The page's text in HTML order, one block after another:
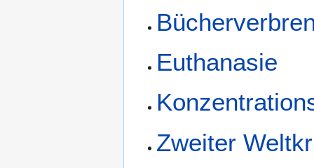
Euthanasie
Zweiter